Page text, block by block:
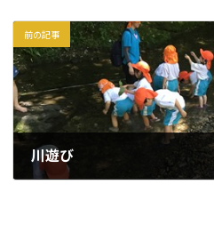
前の記事
川遊び